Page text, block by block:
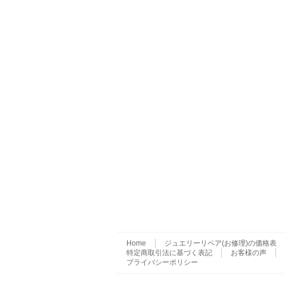
Home ジュエリーリペア(お修理)の価格表
特定商取引法に基づく表記
プライバシーポリシー
お客様の声